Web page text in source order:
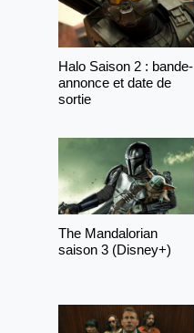
Halo Saison 2 : bande-
annonce et date de
sortie
The Mandalorian
saison 3 (Disney+)